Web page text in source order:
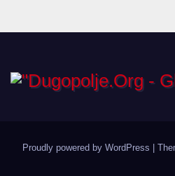
Proudly powered by WordPress |